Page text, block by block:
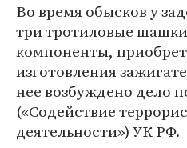
Во время обысков у
три тротиловые
компоненты,
изготовления
нее возбуждено дело
(«Содействие
деятельности») УК РФ.